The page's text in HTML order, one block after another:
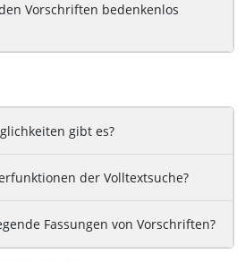
Vorschriften bedenkenlos
gibt es?
der Volltextsuche?
Fassungen von Vorschriften?